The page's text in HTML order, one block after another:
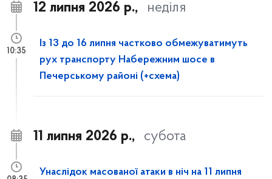
12 липня 2026 р., неділя
Із 13 до 16 липня частково обмежуватимуть
рух транспорту Набережним шосе в
Печерському районі (+схема)
10:35
11 липня 2026 р., субота
Унаслідок масованої атаки в ніч на 11 липня